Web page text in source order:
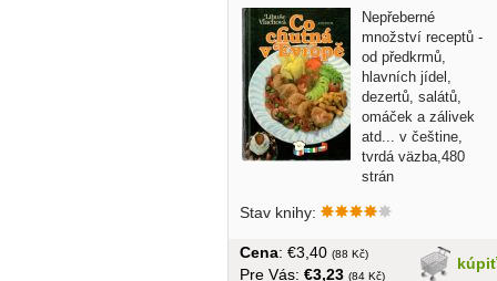
Nepřeberné
množství receptů -
od předkrmů,
hlavních jídel,
dezertů, salátů,
omáček a zálivek
atd... v češtine,
tvrdá väzba,480
strán
Stav knihy:
kúpiť
Cena: €3,40 (88 Kč)
Pre Vás: €3,23 (84 Kč)